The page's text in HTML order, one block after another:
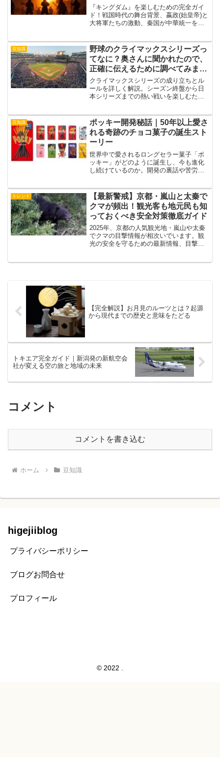
『キングダム』を楽しむための完全ガイ
ド！戦国時代の舞台背景、嬴政(始皇帝)と
大将軍たちの激動、秦国が中華統一を果
豆知識
野球のクライマックスシリーズっ
てなに？奥さんに聞かれたので、
正確に伝えるために調べてみまし
た。
クライマックスシリーズの成り立ちとル
ールを詳しく解説。シーズン終盤から日
本シリーズまでの熱い戦いを楽しむため
豆知識
ポッキー開発秘話｜50年以上愛さ
れる奇跡のチョコ菓子の誕生スト
ーリー
世界中で愛されるロングセラー菓子「ポ
ッキー」がどのように誕生し、今も進化
し続けているのか。開発の裏話や苦労、
トレンド
【最新警戒】京都・嵐山と太秦で
クマが頻出！観光客も地元民も知
っておくべき安全対策徹底ガイド
2025年、京都の人気観光地・嵐山や太秦
でクマの目撃情報が相次いでいます。観
光の安全を守るための最新情報、目撃状
【完全解説】お月見のルーツとは？起源
から現代までの歴史と意味をたどる
トキエア完全ガイド｜新潟発の新航空会
社が変える空の旅と地域の未来
コメント
コメントを書き込む
ホーム 豆知識
higejiiblog
プライバシーポリシー
ブログお問合せ
プロフィール
© 2022 .